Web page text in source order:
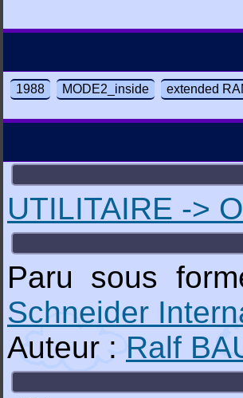
1988 MODE2_inside extended
UTILITAIRE ->
Paru sous
Schneider
Auteur : Ralf